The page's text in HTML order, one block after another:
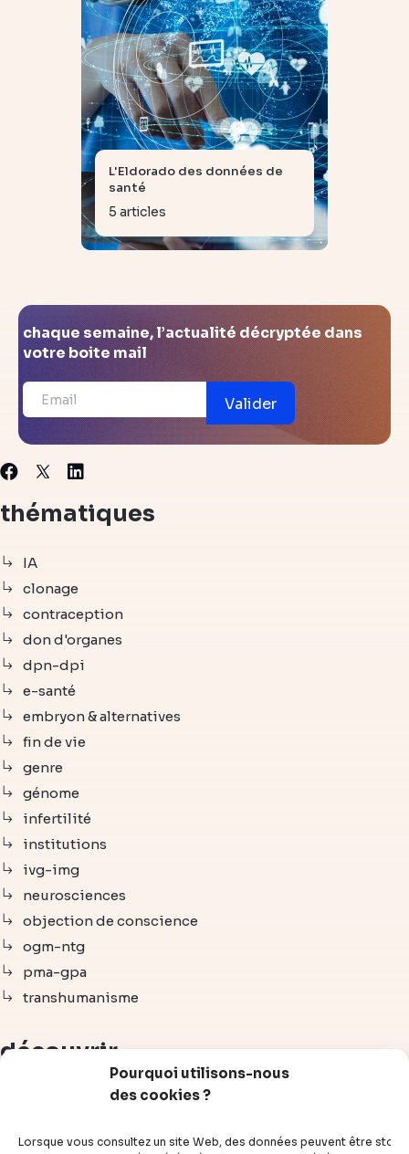
Pourquoi utilisons-nous
des cookies ?
Lorsque vous consultez un site Web, des données peuvent être
L'Eldorado des données de
santé
5 articles
chaque semaine, l’actualité décryptée dans
votre boite mail
Valider
Facebook
X Linkedin
thématiques
IA
clonage
contraception
don d'organes
dpn-dpi
e-santé
embryon & alternatives
fin de vie
genre
génome
infertilité
institutions
ivg-img
neurosciences
objection de conscience
ogm-ntg
pma-gpa
transhumanisme
découvrir